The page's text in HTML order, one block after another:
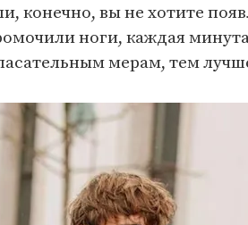
конечно, вы не хотите
ноги, каждая
мерам, тем